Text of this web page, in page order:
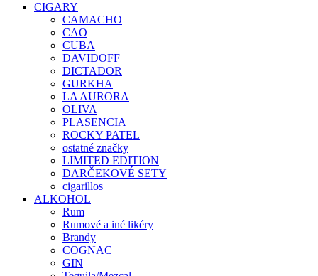
CIGARY
CAMACHO
CAO
CUBA
DAVIDOFF
DICTADOR
GURKHA
LA AURORA
OLIVA
PLASENCIA
ROCKY PATEL
ostatné značky
LIMITED EDITION
DARČEKOVÉ SETY
cigarillos
ALKOHOL
Rum
Rumové a iné likéry
Brandy
COGNAC
GIN